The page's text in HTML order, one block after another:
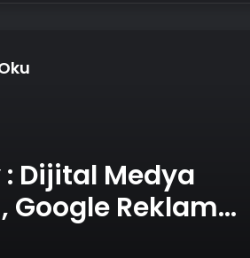
Google Reklam